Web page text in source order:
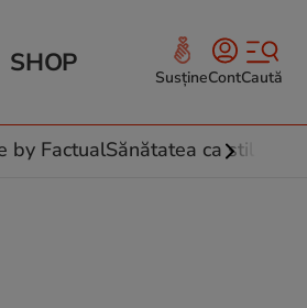
SHOP SusțineContCaută
by FactualSănătatea ca stil de